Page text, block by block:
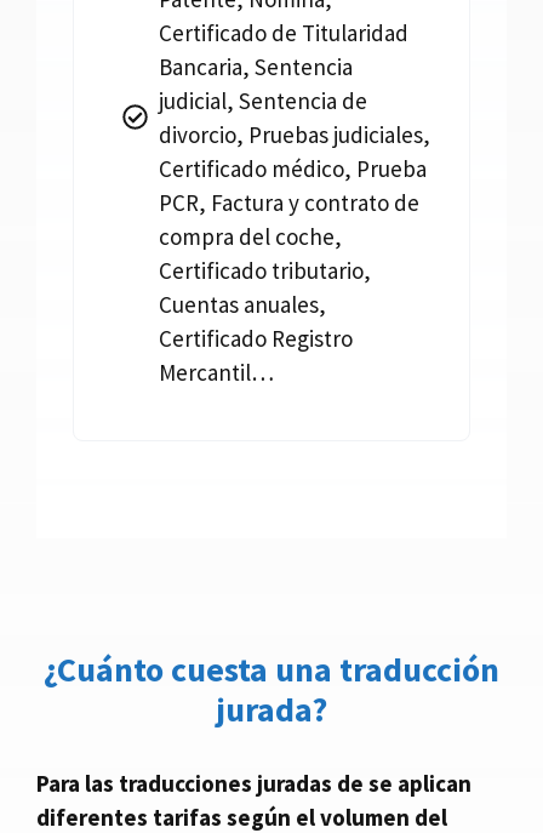
Certificado de Titularidad
Bancaria, Sentencia
judicial, Sentencia de
divorcio, Pruebas judiciales,
Certificado médico, Prueba
PCR, Factura y contrato de
compra del coche,
Certificado tributario,
Cuentas anuales,
Certificado Registro
Mercantil…
¿Cuánto cuesta una traducción
jurada?
Para las traducciones juradas de se aplican
diferentes tarifas según el volumen del